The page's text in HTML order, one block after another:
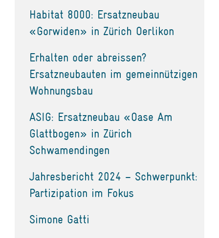
Habitat 8000: Ersatzneubau
«Gorwiden» in Zürich Oerlikon
Erhalten oder abreissen?
Ersatzneubauten im gemeinnützigen
Wohnungsbau
ASIG: Ersatzneubau «Oase Am
Glattbogen» in Zürich
Schwamendingen
Jahresbericht 2024 – Schwerpunkt:
Partizipation im Fokus
Simone Gatti